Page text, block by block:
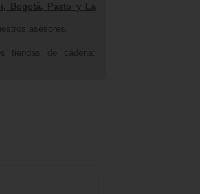
Bogotá, Pasto y La
asesores.
tiendas de cadena: